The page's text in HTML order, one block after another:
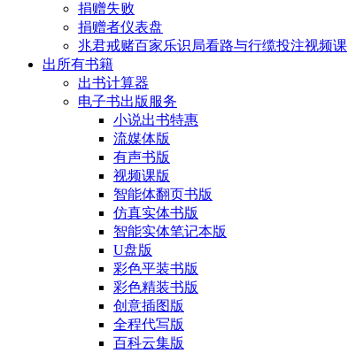
捐赠失败
捐赠者仪表盘
兆君戒赌百家乐识局看路与行缆投注视频课
出所有书籍
出书计算器
电子书出版服务
小说出书特惠
流媒体版
有声书版
视频课版
智能体翻页书版
仿真实体书版
智能实体笔记本版
U盘版
彩色平装书版
彩色精装书版
创意插图版
全程代写版
百科云集版